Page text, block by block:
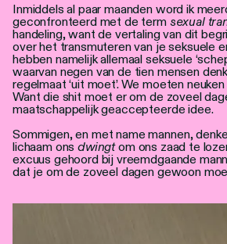
Inmiddels al paar maanden word ik
geconfronteerd met de term sexual
handeling, want de vertaling van dit
over het transmuteren van je seksuele
hebben namelijk allemaal seksuele
waarvan negen van de tien mensen
regelmaat ‘uit moet’. We moeten
Want die shit moet er om de zoveel
maatschappelijk geaccepteerde idee.
Sommigen, en met name mannen,
lichaam onsdwingtom ons zaad te
excuus gehoord bij vreemdgaande
dat je om de zoveel dagen gewoon